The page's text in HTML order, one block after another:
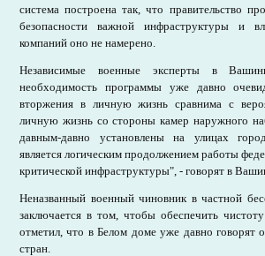
система построена так, что правительство
безопасности важной инфраструктуры и
компаний оно не намерено.
Независимые военные эксперты в
необходимость программы уже давно
вторжения в личную жизнь сравнима с
личную жизнь со стороны камер наружного
давным-давно установлены на улицах
является логическим продолжением работы
критической инфраструктуры", - говорят в
Неназванный военный чиновник в частной
заключается в том, чтобы обеспечить
отметил, что в Белом доме уже давно говорят
стран.